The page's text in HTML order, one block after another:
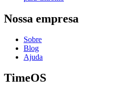
Nossa empresa
Sobre
Blog
Ajuda
TimeOS